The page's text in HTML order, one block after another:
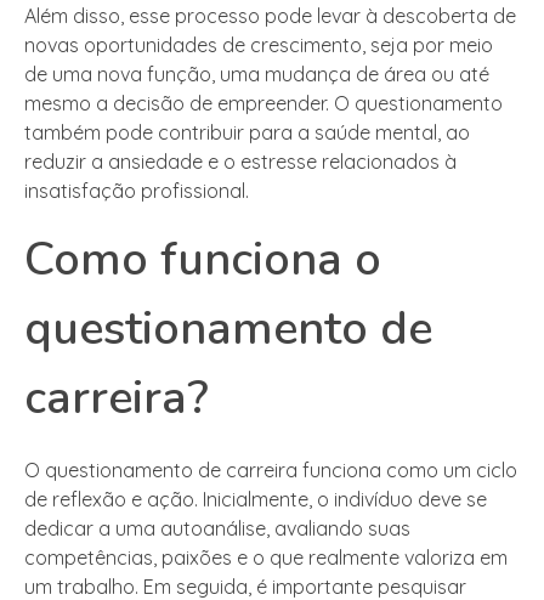
Além disso, esse processo pode levar à descoberta de
novas oportunidades de crescimento, seja por meio
de uma nova função, uma mudança de área ou até
mesmo a decisão de empreender. O questionamento
também pode contribuir para a saúde mental, ao
reduzir a ansiedade e o estresse relacionados à
insatisfação profissional.
Como funciona o
questionamento de
carreira?
O questionamento de carreira funciona como um ciclo
de reflexão e ação. Inicialmente, o indivíduo deve se
dedicar a uma autoanálise, avaliando suas
competências, paixões e o que realmente valoriza em
um trabalho. Em seguida, é importante pesquisar